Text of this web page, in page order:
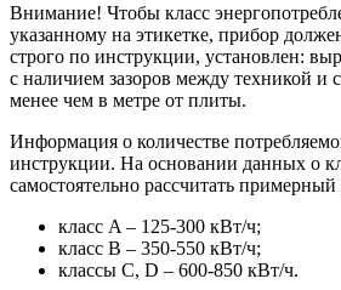
Внимание! Чтобы класс
указанному на этикетке, прибор
строго по инструкции, установлен:
с наличием зазоров между техникой и
менее чем в метре от плиты.
Информация о количестве
инструкции. На основании данных о
самостоятельно рассчитать примерный
класс A – 125-300 кВт/ч;
класс В – 350-550 кВт/ч;
классы C, D – 600-850 кВт/ч.